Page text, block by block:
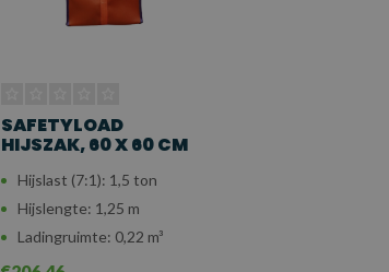
SAFETYLOAD
HIJSZAK, 60 X 60 CM
Hijslast (7:1): 1,5 ton
Hijslengte: 1,25 m
Ladingruimte: 0,22 m³